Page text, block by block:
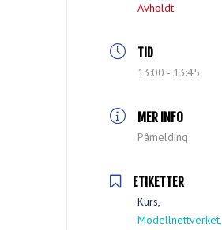
Avholdt
TID
13:00 - 13:45
MER INFO
Påmelding
ETIKETTER
Kurs,
Modellnettverket,